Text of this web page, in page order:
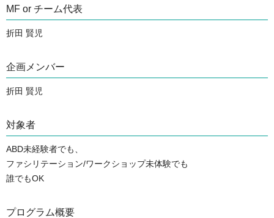
MF or チーム代表
折田 賢児
企画メンバー
折田 賢児
対象者
ABD未経験者でも、
ファシリテーション/ワークショップ未体験でも
誰でもOK
プログラム概要